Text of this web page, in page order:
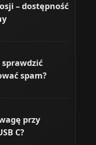
– dostępność
sprawdzić
spam?
przy
C?